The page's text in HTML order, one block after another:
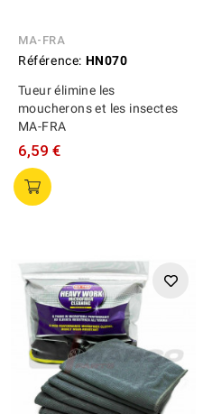
MA-FRA
Référence: HN070
Tueur élimine les
moucherons et les insectes
MA-FRA
6,59 €